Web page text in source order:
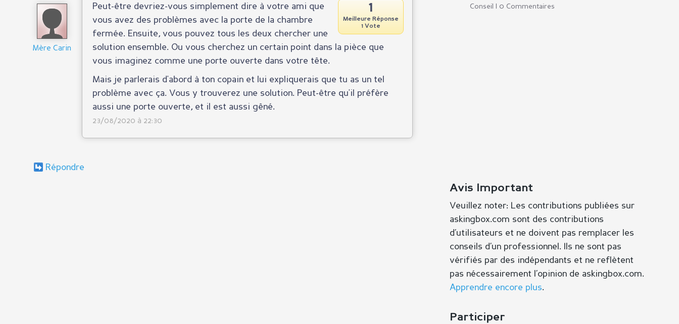
Mère Carin
1
Meilleure Réponse
1 Vote
Peut-être devriez-vous simplement dire à votre ami que
vous avez des problèmes avec la porte de la chambre
fermée. Ensuite, vous pouvez tous les deux chercher une
solution ensemble. Ou vous cherchez un certain point dans la pièce que
vous imaginez comme une porte ouverte dans votre tête.
Mais je parlerais d'abord à ton copain et lui expliquerais que tu as un tel
problème avec ça. Vous y trouverez une solution. Peut-être qu'il préfère
aussi une porte ouverte, et il est aussi gêné.
23/08/2020 à 22:30
Répondre
Conseil | 0 Commentaires
Avis Important
Veuillez noter: Les contributions publiées sur
askingbox.com sont des contributions
d’utilisateurs et ne doivent pas remplacer les
conseils d’un professionnel. Ils ne sont pas
vérifiés par des indépendants et ne reflètent
pas nécessairement l’opinion de askingbox.com.
Apprendre encore plus.
Participer